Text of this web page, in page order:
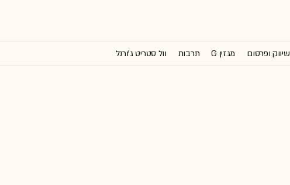
שיווק ופרסום מגזין G תרבות וול סטריט ג'ורנל